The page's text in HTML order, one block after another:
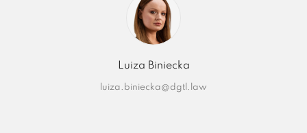
Luiza Biniecka
luiza.biniecka@dgtl.law